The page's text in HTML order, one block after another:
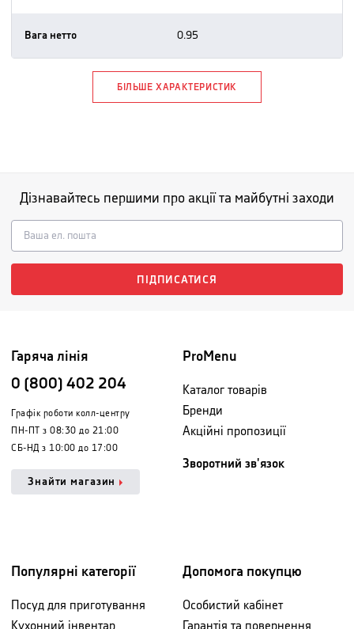
Вага нетто 0.95
БІЛЬШЕ ХАРАКТЕРИСТИК
Дізнавайтесь першими про акції та майбутні заходи
ПІДПИСАТИСЯ
Гаряча лінія
0 (800) 402 204
Графік роботи колл-центру
ПН-ПТ з 08:30 до 21:00
СБ-НД з 10:00 до 17:00
Знайти магазин
ProMenu
Каталог товарів
Бренди
Акційні пропозиції
Зворотний зв'язок
Популярні категорії
Посуд для приготування
Кухонний інвентар
Допомога покупцю
Особистий кабінет
Гарантія та повернення